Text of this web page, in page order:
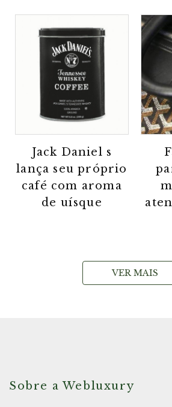
Jack Daniel s
lança seu próprio
café com aroma
de uísque
VER MAIS
Sobre a Webluxury